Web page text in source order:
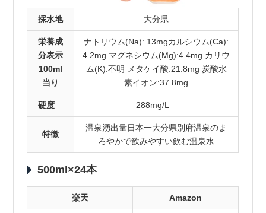
採水地 大分県
栄養成
分表示
100ml
当り
ナトリウム(Na): 13mgカルシウム(Ca):
4.2mg マグネシウム(Mg):4.4mg カリウ
ム(K):不明 メタケイ酸:21.8mg 炭酸水
素イオン:37.8mg
硬度 288mg/L
特徴
温泉湧出量日本一大分県別府温泉のま
ろやかで飲みやすい飲む温泉水
500ml×24本
楽天 Amazon